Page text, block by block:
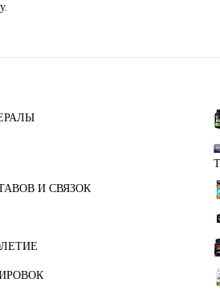
И СВЯЗОК